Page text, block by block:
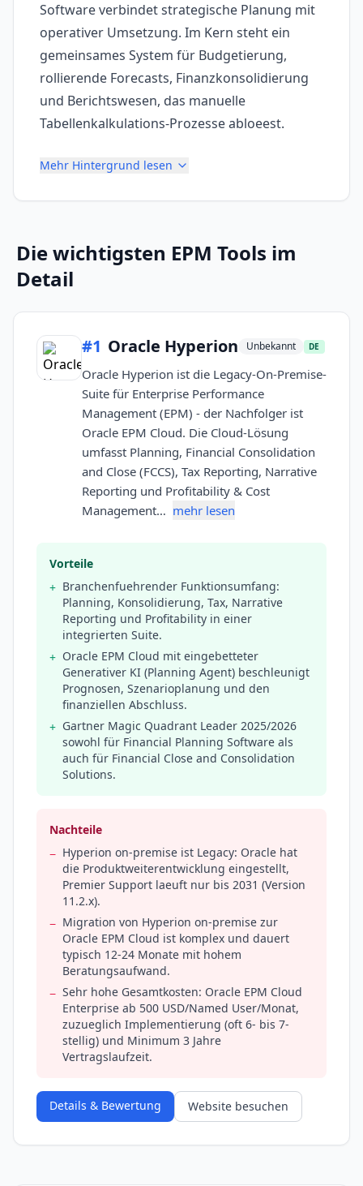
Software verbindet strategische Planung mit
operativer Umsetzung. Im Kern steht ein
gemeinsames System für Budgetierung,
rollierende Forecasts, Finanzkonsolidierung
und Berichtswesen, das manuelle
Tabellenkalkulations-Prozesse abloeest.
Mehr Hintergrund lesen
Die wichtigsten EPM Tools im
Detail
#1 Oracle Hyperion Unbekannt DE
Oracle Hyperion ist die Legacy-On-Premise-
Suite für Enterprise Performance
Management (EPM) - der Nachfolger ist
Oracle EPM Cloud. Die Cloud-Lösung
umfasst Planning, Financial Consolidation
and Close (FCCS), Tax Reporting, Narrative
Reporting und Profitability & Cost
Management… mehr lesen
Vorteile
+ Branchenfuehrender Funktionsumfang:
Planning, Konsolidierung, Tax, Narrative
Reporting und Profitability in einer
integrierten Suite.
+ Oracle EPM Cloud mit eingebetteter
Generativer KI (Planning Agent) beschleunigt
Prognosen, Szenarioplanung und den
finanziellen Abschluss.
+ Gartner Magic Quadrant Leader 2025/2026
sowohl für Financial Planning Software als
auch für Financial Close and Consolidation
Solutions.
Nachteile
− Hyperion on-premise ist Legacy: Oracle hat
die Produktweiterentwicklung eingestellt,
Premier Support laeuft nur bis 2031 (Version
11.2.x).
− Migration von Hyperion on-premise zur
Oracle EPM Cloud ist komplex und dauert
typisch 12-24 Monate mit hohem
Beratungsaufwand.
− Sehr hohe Gesamtkosten: Oracle EPM Cloud
Enterprise ab 500 USD/Named User/Monat,
zuzueglich Implementierung (oft 6- bis 7-
stellig) und Minimum 3 Jahre
Vertragslaufzeit.
Details & Bewertung Website besuchen